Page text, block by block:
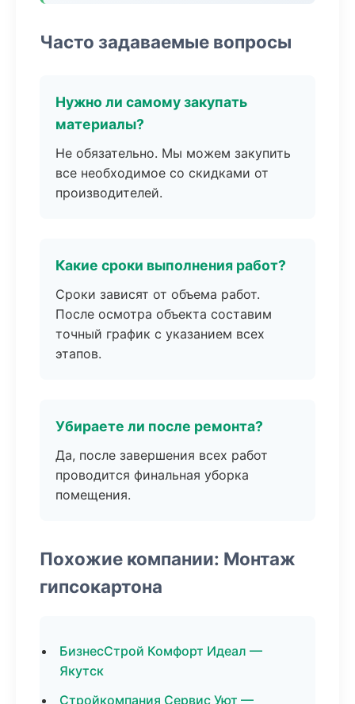
Часто задаваемые вопросы
Нужно ли самому закупать
материалы?
Не обязательно. Мы можем закупить
все необходимое со скидками от
производителей.
Какие сроки выполнения работ?
Сроки зависят от объема работ.
После осмотра объекта составим
точный график с указанием всех
этапов.
Убираете ли после ремонта?
Да, после завершения всех работ
проводится финальная уборка
помещения.
Похожие компании: Монтаж
гипсокартона
БизнесСтрой Комфорт Идеал —
Якутск
Стройкомпания Сервис Уют —